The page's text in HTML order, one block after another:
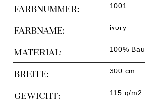
FARBNUMMER: 1001
FARBNAME: ivory
MATERIAL: 100%
BREITE: 300 cm
GEWICHT: 115 g/m2